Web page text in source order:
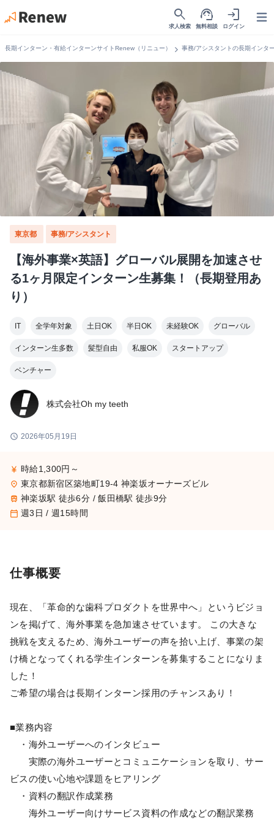
search
求人検索
support_agent
無料相談
login
ログイン
長期インターン・有給インターンサイトRenew（リニュー） chevron_right 事務/アシスタントの長期インタ
東京都 事務/アシスタント
【海外事業×英語】グローバル展開を加速させ
る1ヶ月限定インターン生募集！（長期登用あ
り）
IT 全学年対象 土日OK 半日OK 未経験OK グローバル
インターン生多数 髪型自由 私服OK スタートアップ
ベンチャー
株式会社Oh my teeth
schedule 2026年05月19日
currency_yen 時給1,300円～
place 東京都新宿区築地町19-4 神楽坂オーナーズビル
train 神楽坂駅 徒歩6分 / 飯田橋駅 徒歩9分
calendar_today 週3日 / 週15時間
仕事概要
現在、「革命的な歯科プロダクトを世界中へ」というビジョ
ンを掲げて、海外事業を急加速させています。 この大きな
挑戦を支えるため、海外ユーザーの声を拾い上げ、事業の架
け橋となってくれる学生インターンを募集することになりま
した！
ご希望の場合は長期インターン採用のチャンスあり！
■業務内容
・海外ユーザーへのインタビュー
実際の海外ユーザーとコミュニケーションを取り、サー
ビスの使い心地や課題をヒアリング
・資料の翻訳作成業務
海外ユーザー向けサービス資料の作成などの翻訳業務